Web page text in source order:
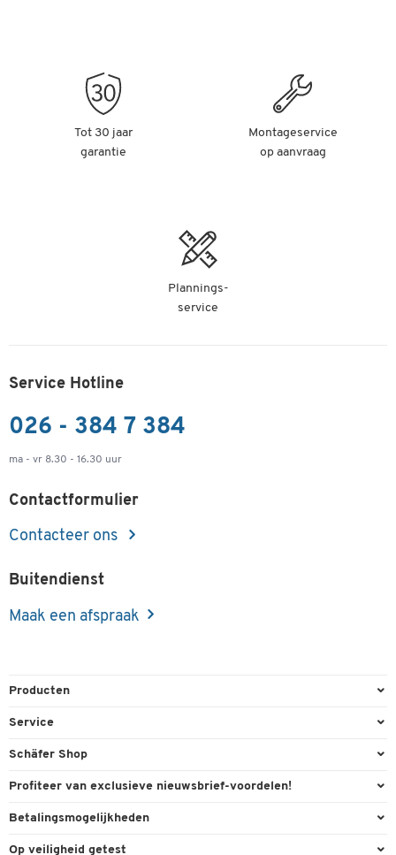
Tot 30 jaar
garantie
Montageservice
op aanvraag
Plannings-
service
Service Hotline
026 - 384 7 384
ma - vr 8.30 - 16.30 uur
Contactformulier
Contacteer ons
Buitendienst
Maak een afspraak
Producten
Kantoorbenodigdheden
Milieutechniek
Reiniging & hygiëne
Service
Bestelling herroepen
Schäfer Shop
Algemene voorwaarden
Profiteer van exclusieve nieuwsbrief-voordelen!
Welkomstgeschenk
Betalingsmogelijkheden
Paypal
Op veiligheid getest